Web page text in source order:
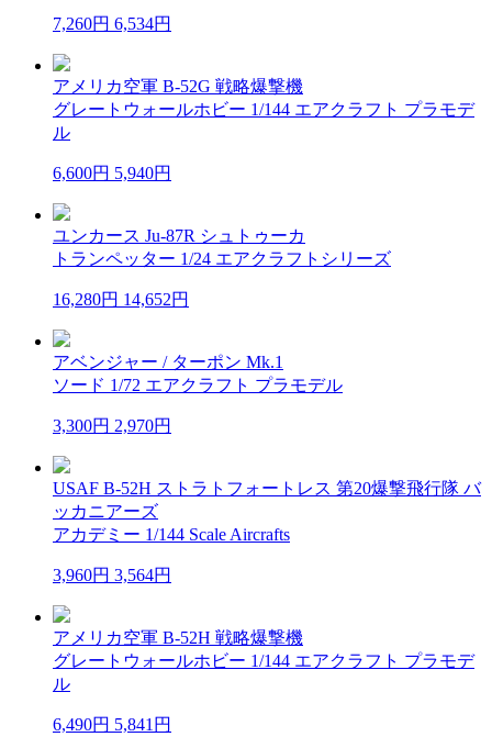
7,260円 6,534円
アメリカ空軍 B-52G 戦略爆撃機
グレートウォールホビー 1/144 エアクラフト プラモデ
ル
6,600円 5,940円
ユンカース Ju-87R シュトゥーカ
トランペッター 1/24 エアクラフトシリーズ
16,280円 14,652円
アベンジャー / ターポン Mk.1
ソード 1/72 エアクラフト プラモデル
3,300円 2,970円
USAF B-52H ストラトフォートレス 第20爆撃飛行隊 バ
ッカニアーズ
アカデミー 1/144 Scale Aircrafts
3,960円 3,564円
アメリカ空軍 B-52H 戦略爆撃機
グレートウォールホビー 1/144 エアクラフト プラモデ
ル
6,490円 5,841円